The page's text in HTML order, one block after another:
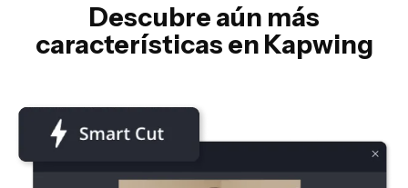
Descubre aún más
características en Kapwing